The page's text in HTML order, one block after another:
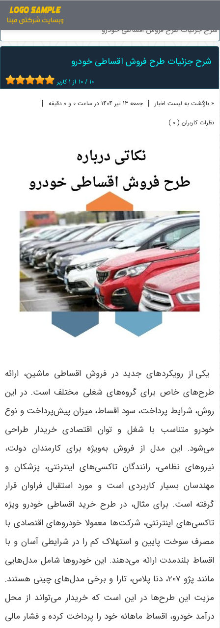
شرح جزئیات طرح فروش اقساطی خودرو
شرح جزئیات طرح فروش اقساطی خودرو
10 / 10 از 1کاربر
« بازگشت به لیست اخبار | جمعه 13 تير 1404 در ساعت 0 و 0 دقیقه |
نظرات کاربران ( 0 )
یکی از رویکردهای جدید در فروش اقساطی ماشین، ارائه
طرح‌های خاص برای گروه‌های شغلی مختلف است. در این
روش، شرایط پرداخت، سود اقساط، میزان پیش‌پرداخت و نوع
خودرو متناسب با شغل و توان اقتصادی خریدار طراحی
می‌شود. این مدل از فروش به‌ویژه برای کارمندان دولت،
نیروهای نظامی، رانندگان تاکسی‌های اینترنتی، پزشکان و
مهندسان بسیار کاربردی است و مورد استقبال فراوان قرار
گرفته است. برای مثال، در طرح خرید اقساطی خودرو ویژه
تاکسی‌های اینترنتی، شرکت‌ها معمولا خودروهای اقتصادی با
مصرف سوخت پایین و استهلاک کم را در شرایطی آسان و با
اقساط بلندمدت ارائه می‌دهند. این خودروها شامل مدل‌هایی
مانند پژو 207، دنا پلاس، تارا و برخی مدل‌های چینی هستند.
مزیت این طرح‌ها در این است که خریدار می‌تواند از محل
درآمد خودرو، اقساط ماهانه خود را پرداخت کرده و فشار مالی